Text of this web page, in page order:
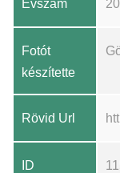
Évszám
Fotót
készítette
Rövid Url
ID